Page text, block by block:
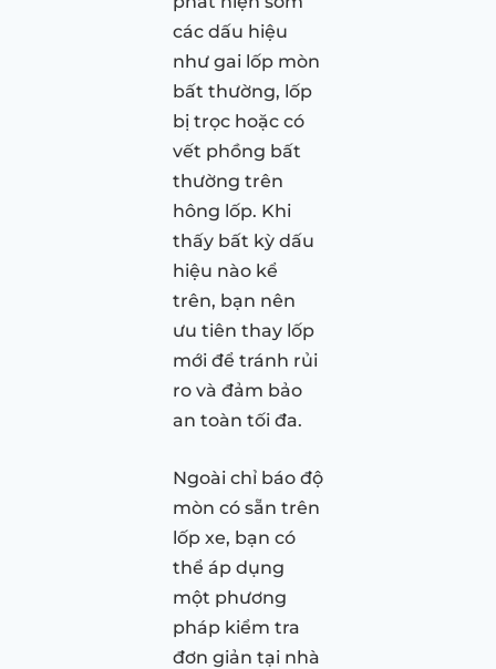
các dấu hiệu
như gai lốp mòn
bất thường, lốp
bị trọc hoặc có
vết phồng bất
thường trên
hông lốp. Khi
thấy bất kỳ dấu
hiệu nào kể
trên, bạn nên
ưu tiên thay lốp
mới để tránh rủi
ro và đảm bảo
an toàn tối đa.
Ngoài chỉ báo độ
mòn có sẵn trên
lốp xe, bạn có
thể áp dụng
một phương
pháp kiểm tra
đơn giản tại nhà